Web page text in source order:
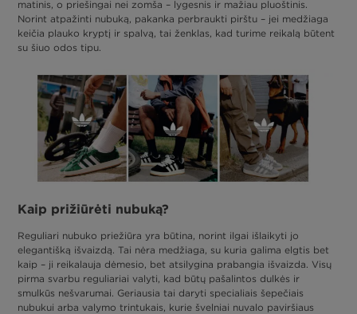
matinis, o priešingai nei zomša – lygesnis ir mažiau pluoštinis.
Norint atpažinti nubuką, pakanka perbraukti pirštu – jei medžiaga
keičia plauko kryptį ir spalvą, tai ženklas, kad turime reikalą būtent
su šiuo odos tipu.
Kaip prižiūrėti nubuką?
Reguliari nubuko priežiūra yra būtina, norint ilgai išlaikyti jo
elegantišką išvaizdą. Tai nėra medžiaga, su kuria galima elgtis bet
kaip – ji reikalauja dėmesio, bet atsilygina prabangia išvaizda. Visų
pirma svarbu reguliariai valyti, kad būtų pašalintos dulkės ir
smulkūs nešvarumai. Geriausia tai daryti specialiais šepečiais
nubukui arba valymo trintukais, kurie švelniai nuvalo paviršiaus